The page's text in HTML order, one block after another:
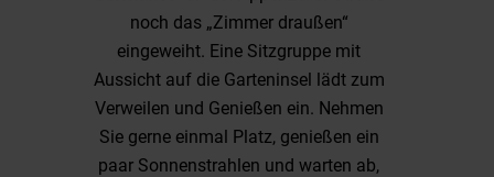
noch das „Zimmer draußen“
eingeweiht. Eine Sitzgruppe mit
Aussicht auf die Garteninsel lädt zum
Verweilen und Genießen ein. Nehmen
Sie gerne einmal Platz, genießen ein
paar Sonnenstrahlen und warten ab,